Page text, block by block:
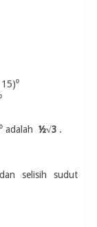
adalah ½√3 .
selisih sudut